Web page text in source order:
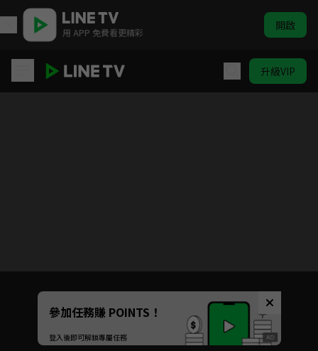
用 APP 免費看更精彩 開啟
升級VIP
Unmute
參加任務賺 POINTS！
登入後即可解鎖專屬任務